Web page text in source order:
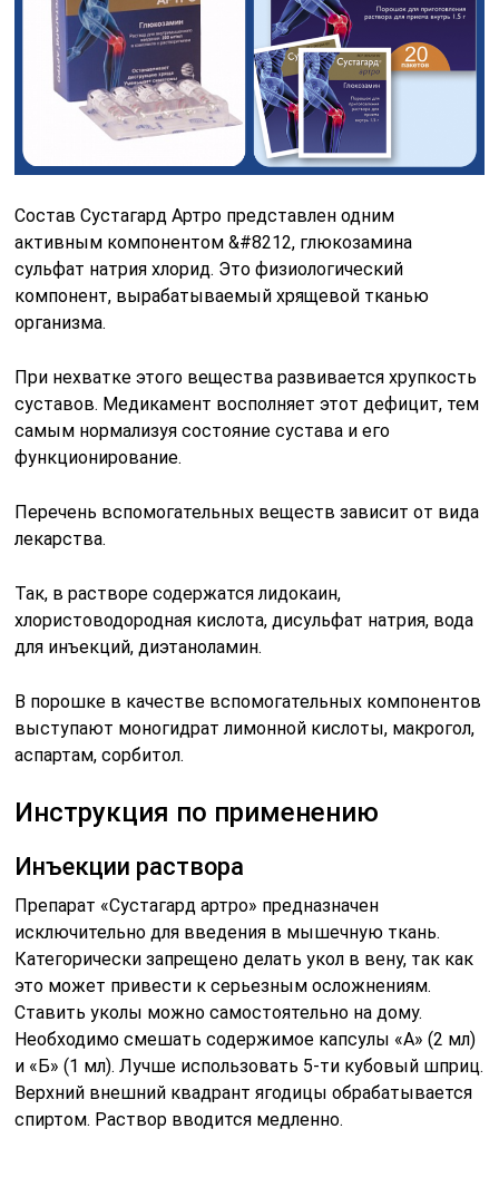
Состав Сустагард Артро представлен одним
активным компонентом &#8212, глюкозамина
сульфат натрия хлорид. Это физиологический
компонент, вырабатываемый хрящевой тканью
организма.
При нехватке этого вещества развивается хрупкость
суставов. Медикамент восполняет этот дефицит, тем
самым нормализуя состояние сустава и его
функционирование.
Перечень вспомогательных веществ зависит от вида
лекарства.
Так, в растворе содержатся лидокаин,
хлористоводородная кислота, дисульфат натрия, вода
для инъекций, диэтаноламин.
В порошке в качестве вспомогательных компонентов
выступают моногидрат лимонной кислоты, макрогол,
аспартам, сорбитол.
Инструкция по применению
Инъекции раствора
Препарат «Сустагард артро» предназначен
исключительно для введения в мышечную ткань.
Категорически запрещено делать укол в вену, так как
это может привести к серьезным осложнениям.
Ставить уколы можно самостоятельно на дому.
Необходимо смешать содержимое капсулы «А» (2 мл)
и «Б» (1 мл). Лучше использовать 5-ти кубовый шприц.
Верхний внешний квадрант ягодицы обрабатывается
спиртом. Раствор вводится медленно.